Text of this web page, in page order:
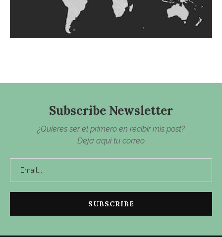
Subscribe Newsletter
¿Quieres ser el primero en recibir mis post?
Deja aquí tu correo